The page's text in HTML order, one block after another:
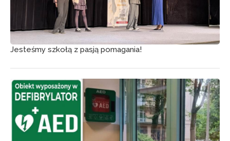
Jesteśmy szkołą z pasją pomagania!